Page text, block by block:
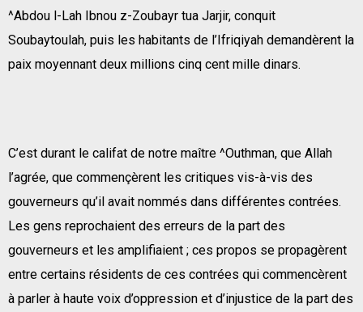
^Abdou l-Lah Ibnou z-Zoubayr tua Jarjir, conquit
Soubaytoulah, puis les habitants de l’Ifriqiyah demandèrent la
paix moyennant deux millions cinq cent mille dinars.
C’est durant le califat de notre maître ^Outhman, que Allah
l’agrée, que commençèrent les critiques vis-à-vis des
gouverneurs qu’il avait nommés dans différentes contrées.
Les gens reprochaient des erreurs de la part des
gouverneurs et les amplifiaient ; ces propos se propagèrent
entre certains résidents de ces contrées qui commencèrent
à parler à haute voix d’oppression et d’injustice de la part des